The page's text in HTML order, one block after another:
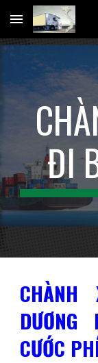
Skip to main
ĐI
DƯƠNG
CƯỚC